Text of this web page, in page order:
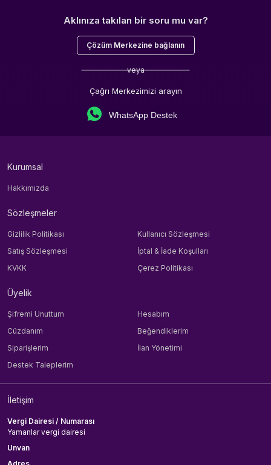
Aklınıza takılan bir soru mu var?
Çözüm Merkezine bağlanın
veya
Çağrı Merkezimizi arayın
WhatsApp Destek
Kurumsal
Hakkımızda
Sözleşmeler
Gizlilik Politikası
Kullanıcı Sözleşmesi
Satış Sözleşmesi
İptal & İade Koşulları
KVKK
Çerez Politikası
Üyelik
Şifremi Unuttum
Hesabım
Cüzdanım
Beğendiklerim
Siparişlerim
İlan Yönetimi
Destek Taleplerim
İletişim
Vergi Dairesi / Numarası
Yamanlar vergi dairesi
Unvan